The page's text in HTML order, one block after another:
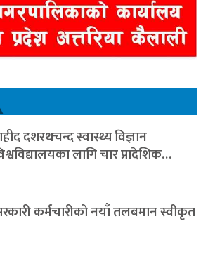
दशरथचन्द स्वास्थ्य विज्ञान
लागि चार प्रादेशिक…
कर्मचारीको नयाँ तलबमान स्वीकृत